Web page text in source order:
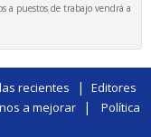
a puestos de trabajo vendrá a
recientes | Editores
a mejorar|
Política